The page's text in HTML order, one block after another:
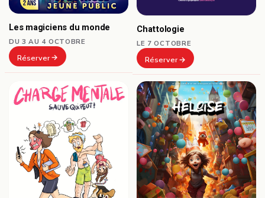
Les magiciens du monde
DU 3 AU 4 OCTOBRE
Réserver
Chattologie
LE 7 OCTOBRE
Réserver